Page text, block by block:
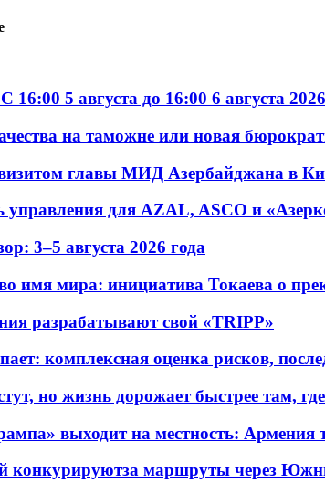
16:00 5 августа до 16:00 6 августа
на таможне или новая
главы МИД Азербайджана в
управления для AZAL, ASCO и
3–5 августа 2026 года
имя мира: инициатива Токаева о
разрабатывают свой «TRIPP»
комплексная оценка рисков,
но жизнь дорожает быстрее там, где
выходит на местность:
маршруты через